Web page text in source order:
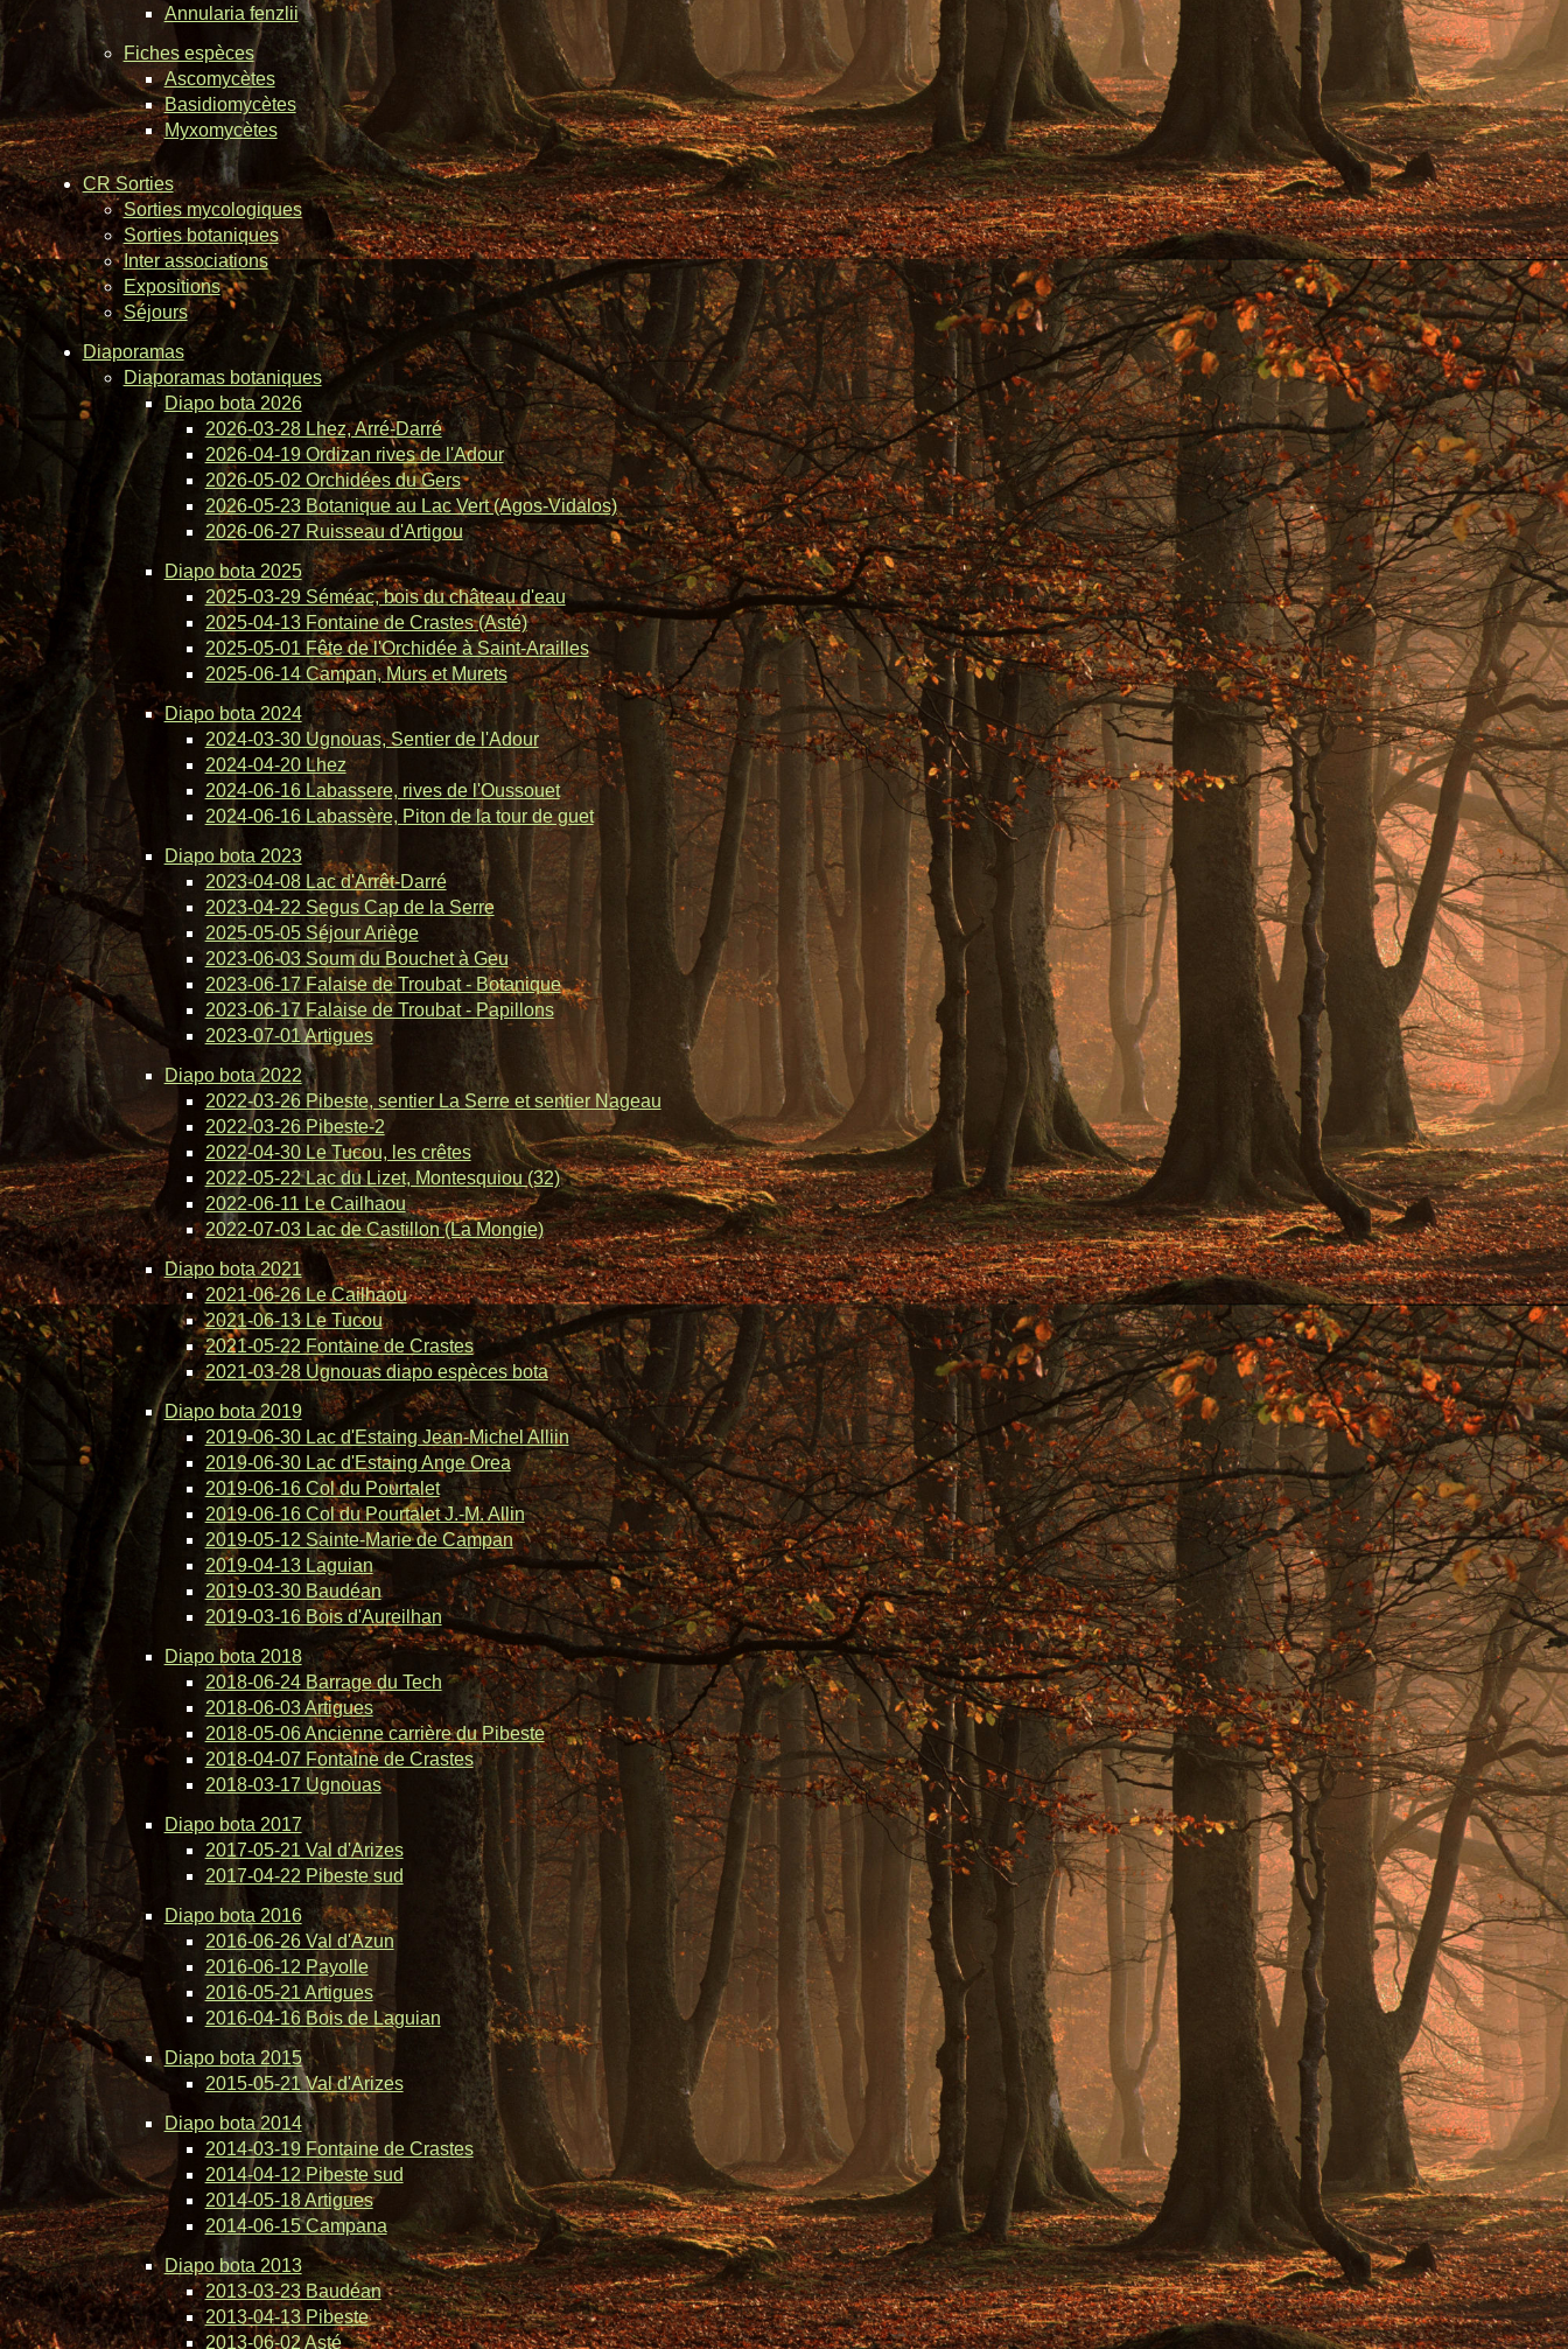
Annularia fenzlii
Fiches espèces
Ascomycètes
Basidiomycètes
Myxomycètes
CR Sorties
Sorties mycologiques
Sorties botaniques
Inter associations
Expositions
Séjours
Diaporamas
Diaporamas botaniques
Diapo bota 2026
2026-03-28 Lhez, Arré-Darré
2026-04-19 Ordizan rives de l'Adour
2026-05-02 Orchidées du Gers
2026-05-23 Botanique au Lac Vert (Agos-Vidalos)
2026-06-27 Ruisseau d'Artigou
Diapo bota 2025
2025-03-29 Séméac, bois du château d'eau
2025-04-13 Fontaine de Crastes (Asté)
2025-05-01 Fête de l'Orchidée à Saint-Arailles
2025-06-14 Campan, Murs et Murets
Diapo bota 2024
2024-03-30 Ugnouas, Sentier de l'Adour
2024-04-20 Lhez
2024-06-16 Labassere, rives de l'Oussouet
2024-06-16 Labassère, Piton de la tour de guet
Diapo bota 2023
2023-04-08 Lac d'Arrêt-Darré
2023-04-22 Segus Cap de la Serre
2025-05-05 Séjour Ariège
2023-06-03 Soum du Bouchet à Geu
2023-06-17 Falaise de Troubat - Botanique
2023-06-17 Falaise de Troubat - Papillons
2023-07-01 Artigues
Diapo bota 2022
2022-03-26 Pibeste, sentier La Serre et sentier Nageau
2022-03-26 Pibeste-2
2022-04-30 Le Tucou, les crêtes
2022-05-22 Lac du Lizet, Montesquiou (32)
2022-06-11 Le Cailhaou
2022-07-03 Lac de Castillon (La Mongie)
Diapo bota 2021
2021-06-26 Le Cailhaou
2021-06-13 Le Tucou
2021-05-22 Fontaine de Crastes
2021-03-28 Ugnouas diapo espèces bota
Diapo bota 2019
2019-06-30 Lac d'Estaing Jean-Michel Alliin
2019-06-30 Lac d'Estaing Ange Orea
2019-06-16 Col du Pourtalet
2019-06-16 Col du Pourtalet J.-M. Allin
2019-05-12 Sainte-Marie de Campan
2019-04-13 Laguian
2019-03-30 Baudéan
2019-03-16 Bois d'Aureilhan
Diapo bota 2018
2018-06-24 Barrage du Tech
2018-06-03 Artigues
2018-05-06 Ancienne carrière du Pibeste
2018-04-07 Fontaine de Crastes
2018-03-17 Ugnouas
Diapo bota 2017
2017-05-21 Val d'Arizes
2017-04-22 Pibeste sud
Diapo bota 2016
2016-06-26 Val d'Azun
2016-06-12 Payolle
2016-05-21 Artigues
2016-04-16 Bois de Laguian
Diapo bota 2015
2015-05-21 Val d'Arizes
Diapo bota 2014
2014-03-19 Fontaine de Crastes
2014-04-12 Pibeste sud
2014-05-18 Artigues
2014-06-15 Campana
Diapo bota 2013
2013-03-23 Baudéan
2013-04-13 Pibeste
2013-06-02 Asté